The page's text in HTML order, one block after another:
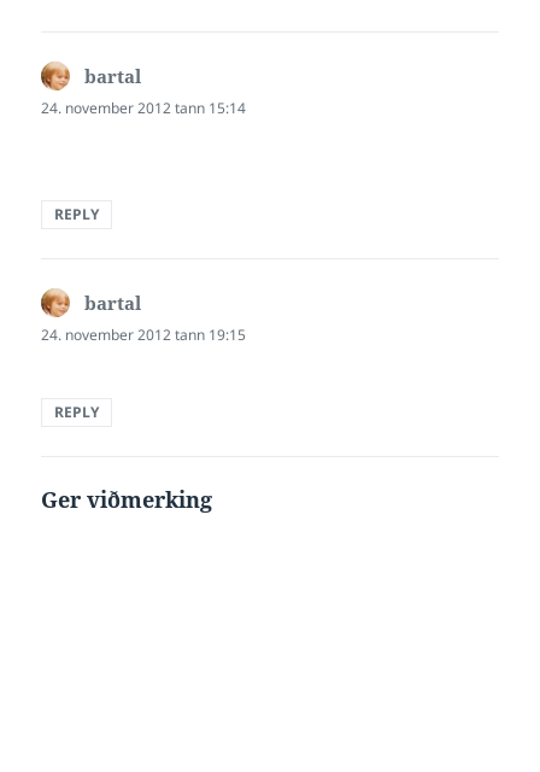
bartal
24. november 2012 tann 15:14
REPLY
bartal
24. november 2012 tann 19:15
REPLY
Ger viðmerking